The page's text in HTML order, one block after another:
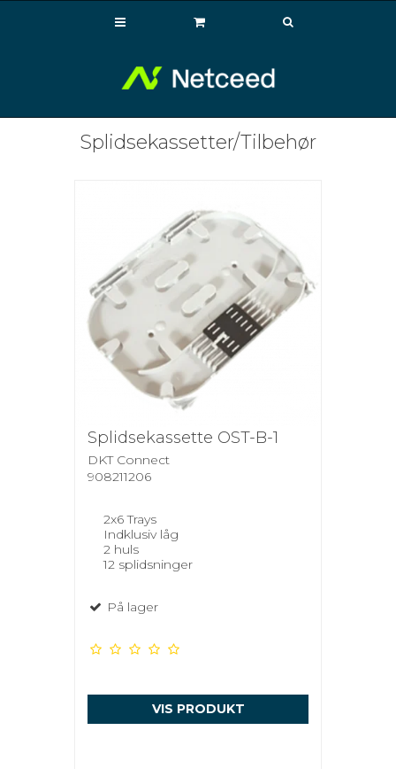
Splidsekassetter/Tilbehør
Splidsekassette OST-B-1
DKT Connect
908211206
2x6 Trays
Indklusiv låg
2 huls
12 splidsninger
På lager
VIS PRODUKT